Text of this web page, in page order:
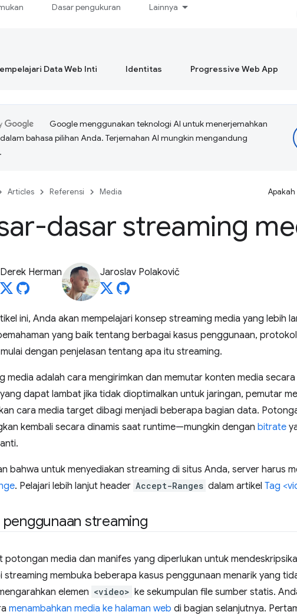
Dasar pengukuran Lainnya
Data Web Inti Identitas Progressive Web App
Google menggunakan teknologi AI untuk menerjemahkan
bahasa pilihan Anda. Terjemahan AI mungkin mengandung
Articles Referensi Media
dasar streaming
Derek Herman Jaroslav Polakovič
ini, Anda akan mempelajari konsep streaming media yang lebih
yang baik tentang berbagai kasus penggunaan,
dengan penjelasan tentang apa itu streaming.
media adalah cara mengirimkan dan memutar konten media
dapat lambat jika tidak dioptimalkan untuk jaringan, pemutar
cara media target dibagi menjadi beberapa bagian data.
kembali secara dinamis saat runtime—mungkin dengan bitrate
bahwa untuk menyediakan streaming di situs Anda, server harus
. Pelajari lebih lanjut header Accept-Ranges dalam artikel Tag
penggunaan streaming
potongan media dan manifes yang diperlukan untuk
streaming membuka beberapa kasus penggunaan menarik yang
elemen <video> ke sekumpulan file sumber statis.
menambahkan media ke halaman web di bagian selanjutnya.